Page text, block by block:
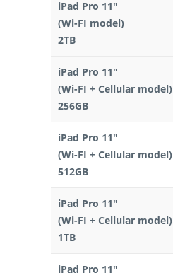
iPad Pro 11″
(Wi-FI model)
2TB
iPad Pro 11″
(Wi-FI + Cellular model)
256GB
iPad Pro 11″
(Wi-FI + Cellular model)
512GB
iPad Pro 11″
(Wi-FI + Cellular model)
1TB
iPad Pro 11″